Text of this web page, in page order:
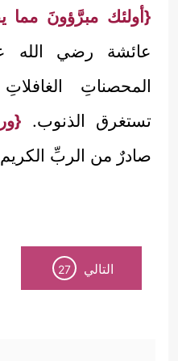
{أولئك مبرَّؤونَ مما
عائشة رضي الله
المحصناتِ
تستغرق الذنوب.
صادرٌ من الربِّ
التالي 27